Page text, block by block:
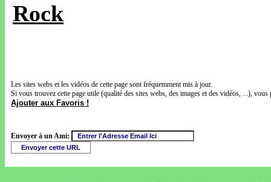
Rock
Les sites webs et les vidéos de cette page sont fréquemment mis à jour.
Si vous trouvez cette page utile (qualité des sites webs, des images et des vidéos, ...),
Ajouter aux Favoris !
Envoyer à un Ami: